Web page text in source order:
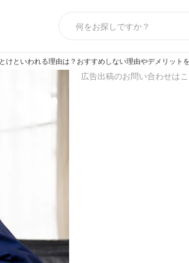
けといわれる理由は？おすすめしない理由やデメリット
広告出稿のお問い合わせは